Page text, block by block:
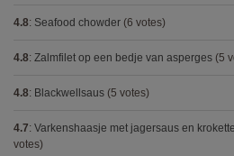
4.8: Seafood chowder (6 votes)
4.8: Zalmfilet op een bedje van asperges (5
4.8: Blackwellsaus (5 votes)
4.7: Varkenshaasje met jagersaus en
votes)